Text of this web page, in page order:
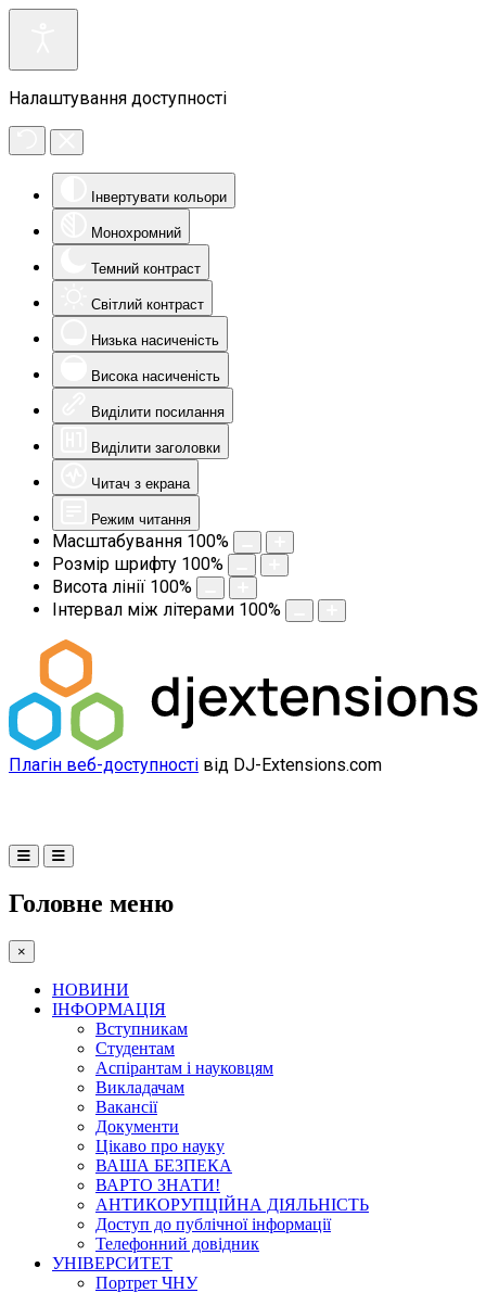
Налаштування доступності
Інвертувати кольори
Монохромний
Темний контраст
Світлий контраст
Низька насиченість
Висока насиченість
Виділити посилання
Виділити заголовки
Читач з екрана
Режим читання
Масштабування 100%
Розмір шрифту 100%
Висота лінії 100%
Інтервал між літерами 100%
Плагін веб-доступності від DJ-Extensions.com
Головне меню
×
НОВИНИ
ІНФОРМАЦІЯ
Вступникам
Студентам
Аспірантам і науковцям
Викладачам
Вакансії
Документи
Цікаво про науку
ВАША БЕЗПЕКА
ВАРТО ЗНАТИ!
АНТИКОРУПЦІЙНА ДІЯЛЬНІСТЬ
Доступ до публічної інформації
Телефонний довідник
УНІВЕРСИТЕТ
Портрет ЧНУ